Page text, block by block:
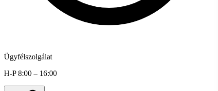
Ügyfélszolgálat
H-P 8:00 – 16:00